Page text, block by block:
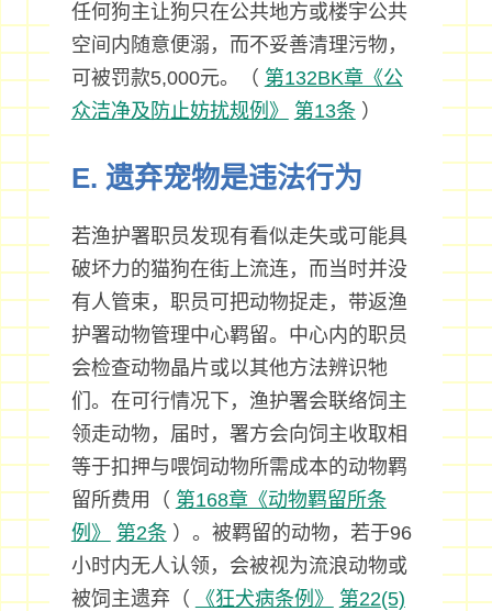
任何狗主让狗只在公共地方或楼宇公共
空间内随意便溺，而不妥善清理污物，
可被罚款5,000元。（ 第132BK章《公
众洁净及防止妨扰规例》
第13条）
E. 遗弃宠物是违法行为
若渔护署职员发现有看似走失或可能具
破坏力的猫狗在街上流连，而当时并没
有人管束，职员可把动物捉走，带返渔
护署动物管理中心羁留。中心内的职员
会检查动物晶片或以其他方法辨识牠
们。在可行情况下，渔护署会联络饲主
领走动物，届时，署方会向饲主收取相
等于扣押与喂饲动物所需成本的动物羁
留所费用（ 第168章《动物羁留所条
例》
第2条）。被羁留的动物，若于96
小时内无人认领，会被视为流浪动物或
被饲主遗弃（
《狂犬病条例》
第22(5)